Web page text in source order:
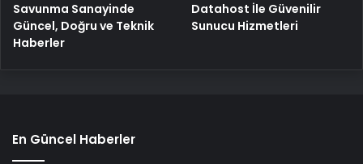
Savunma Sanayinde
Güncel, Doğru ve Teknik
Haberler
Datahost İle Güvenilir
Sunucu Hizmetleri
En Güncel Haberler